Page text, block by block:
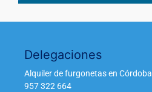
Delegaciones
Alquiler de furgonetas en Córdoba
957 322 664